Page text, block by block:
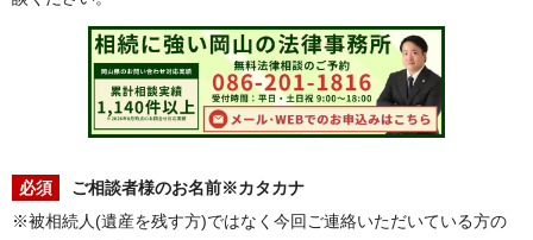
必須
ご相談者様のお名前※カタカナ
※被相続人(遺産を残す方)ではなく今回ご連絡いただいている方の